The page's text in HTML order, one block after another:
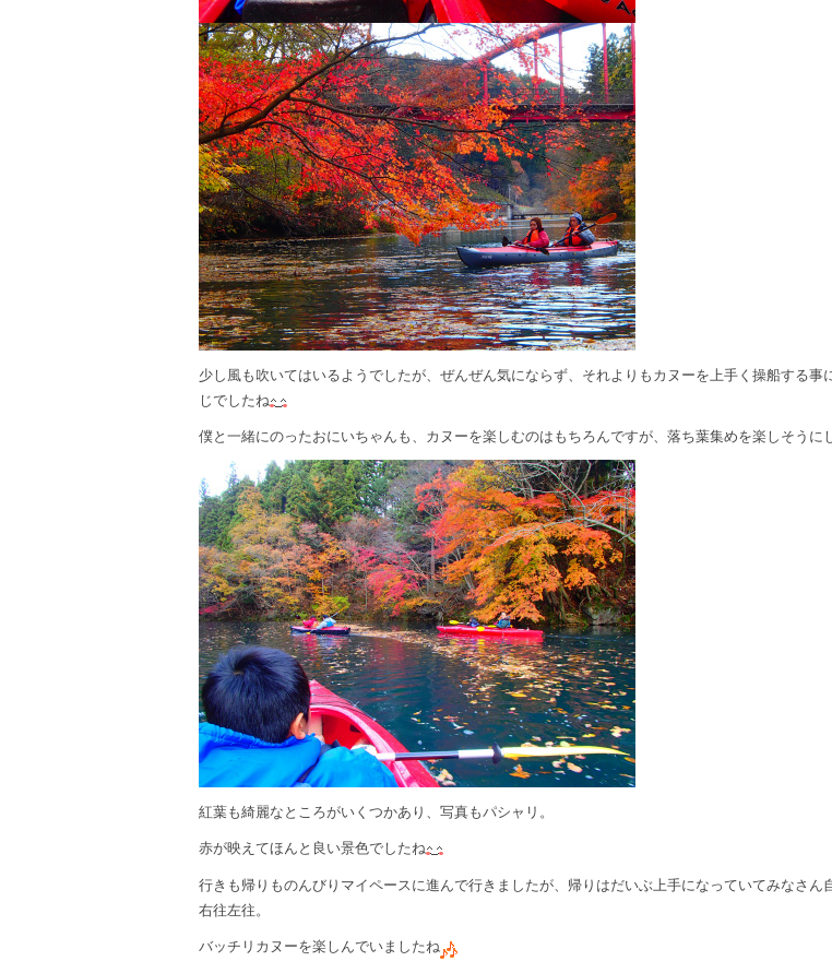
少し風も吹いてはいるようでしたが、ぜんぜん気にならず、それよりもカヌーを上手く操船する事
じでしたね
僕と一緒にのったおにいちゃんも、カヌーを楽しむのはもちろんですが、落ち葉集めを楽しそうに
紅葉も綺麗なところがいくつかあり、写真もパシャリ。
赤が映えてほんと良い景色でしたね
行きも帰りものんびりマイペースに進んで行きましたが、帰りはだいぶ上手になっていてみなさん
右往左往。
バッチリカヌーを楽しんでいましたね